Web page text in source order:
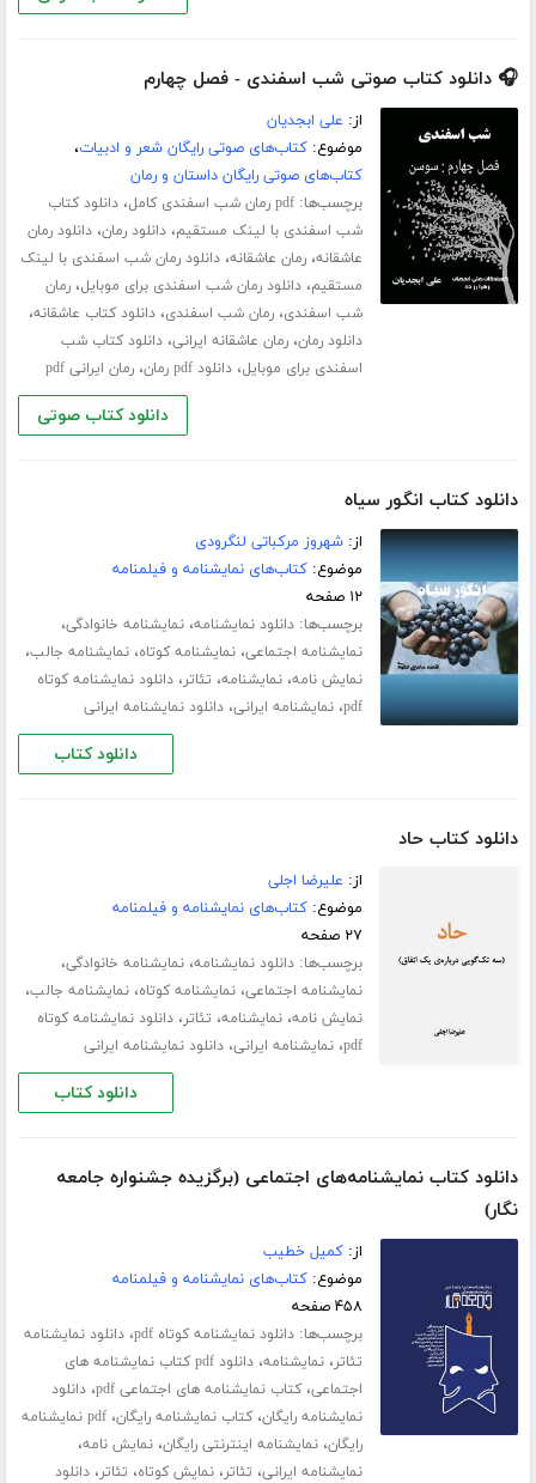
🎧 دانلود کتاب صوتی شب اسفندی - فصل چهارم
از: علی ابجدیان
موضوع:کتاب‌های صوتی رایگان شعر و ادبیات،
کتاب‌های صوتی رایگان داستان و رمان
برچسب‌ها:pdf رمان شب اسفندی کامل ،دانلود کتاب
شب اسفندی با لینک مستقیم،دانلود رمان،دانلود رمان
عاشقانه،رمان عاشقانه،دانلود رمان شب اسفندی با لینک
مستقیم،دانلود رمان شب اسفندی برای موبایل،رمان
شب اسفندی،رمان شب اسفندی،دانلود کتاب عاشقانه،
دانلود رمان،رمان عاشقانه ایرانی،دانلود کتاب شب
اسفندی برای موبایل،دانلود pdf رمان ،رمان ایرانی pdf
دانلود کتاب صوتی
دانلود کتاب انگور سیاه
از:شهروز مرکباتی لنگرودی
موضوع:کتاب‌های نمایشنامه و فیلمنامه
۱۲ صفحه
برچسب‌ها:دانلود نمایشنامه،نمایشنامه خانوادگی،
نمایشنامه اجتماعی،نمایشنامه کوتاه،نمایشنامه جالب،
نمایش نامه،نمایشنامه، تئاتر،دانلود نمایشنامه کوتاه
pdf،نمایشنامه ایرانی،دانلود نمایشنامه ایرانی
دانلود کتاب
دانلود کتاب حاد
از: علیرضا اجلی
موضوع:کتاب‌های نمایشنامه و فیلمنامه
۲۷ صفحه
برچسب‌ها:دانلود نمایشنامه،نمایشنامه خانوادگی،
نمایشنامه اجتماعی،نمایشنامه کوتاه،نمایشنامه جالب،
نمایش نامه،نمایشنامه، تئاتر،دانلود نمایشنامه کوتاه
pdf،نمایشنامه ایرانی،دانلود نمایشنامه ایرانی
دانلود کتاب
دانلود کتاب نمایشنامه‌های اجتماعی (برگزیده جشنواره جامعه
نگار)
از:کمیل خطیب
موضوع:کتاب‌های نمایشنامه و فیلمنامه
۴۵۸ صفحه
برچسب‌ها:دانلود نمایشنامه کوتاه pdf ،دانلود نمایشنامه
تئاتر،نمایشنامه،
دانلود pdf کتاب نمایشنامه های
اجتماعی،کتاب نمایشنامه های اجتماعی pdf ،دانلود
نمایشنامه رایگان،کتاب نمایشنامه رایگان،
pdf نمایشنامه
رایگان،نمایشنامه اینترنتی رایگان،نمایش نامه،
نمایشنامه ایرانی، تئاتر،نمایش کوتاه، تئاتر،دانلود